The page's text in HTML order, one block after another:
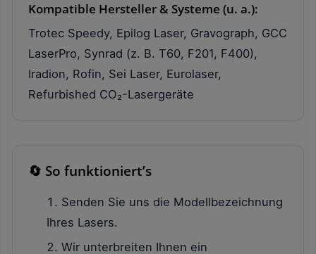
Kompatible Hersteller & Systeme (u. a.):
Trotec Speedy, Epilog Laser, Gravograph, GCC
LaserPro, Synrad (z. B. T60, F201, F400),
Iradion, Rofin, Sei Laser, Eurolaser,
Refurbished CO₂-Lasergeräte
🔄 So funktioniert’s
Senden Sie uns die Modellbezeichnung
Ihres Lasers.
Wir unterbreiten Ihnen ein